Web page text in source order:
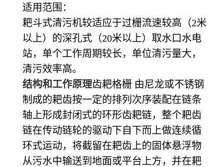
适用范围：
耙斗式清污机较适应于过栅流速较高（2米
以上）的深孔式（20米以上）取水口水电
站，单个工作周期较长，单位清污量大，
清污效率高。
结构和工作原理齿耙格栅 由尼龙或不锈钢
制成的耙齿按一定的排列次序装配在链条
轴上形成封闭式的环形齿耙链，整个耙齿
链在传动链轮的驱动下自下而上做连续循
环式运动，将截留在耙齿上的固体悬浮物
从污水中输送到地面或平台上方，并在耙